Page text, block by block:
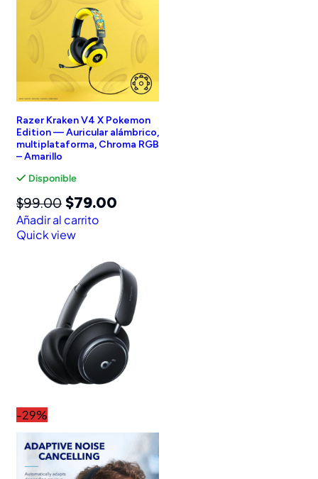
Razer Kraken V4 X Pokemon
Edition — Auricular alámbrico,
multiplataforma, Chroma RGB
– Amarillo
Disponible
$99.00 $79.00
Añadir al carrito
Quick view
-29%